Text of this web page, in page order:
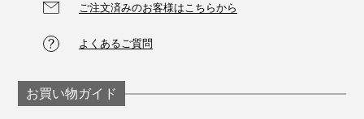
ご注文済みのお客様はこちらから
よくあるご質問
お買い物ガイド